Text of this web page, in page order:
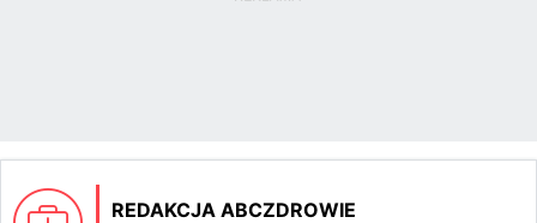
REDAKCJA ABCZDROWIE